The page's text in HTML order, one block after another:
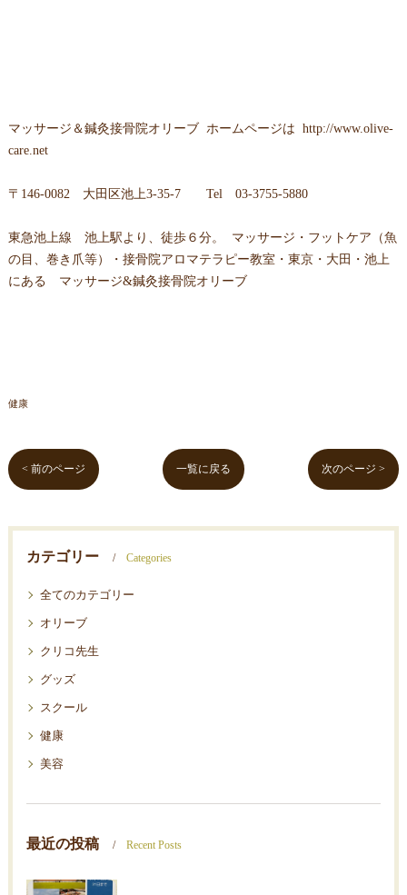
マッサージ＆鍼灸接骨院オリーブ ホームページは http://www.olive-
care.net
〒146-0082 大田区池上3-35-7 Tel 03-3755-5880
東急池上線 池上駅より、徒歩６分。 マッサージ・フットケア（魚
の目、巻き爪等）・接骨院アロマテラピー教室・東京・大田・池上
にある マッサージ&鍼灸接骨院オリーブ
健康
< 前のページ 一覧に戻る 次のページ >
カテゴリー Categories
全てのカテゴリー
オリーブ
クリコ先生
グッズ
スクール
健康
美容
最近の投稿 Recent Posts